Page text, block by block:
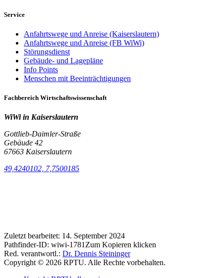
Service
Anfahrtswege und Anreise (Kaiserslautern)
Anfahrtswege und Anreise (FB WiWi)
Störungsdienst
Gebäude- und Lagepläne
Info Points
Menschen mit Beeinträchtigungen
Fachbereich Wirtschaftswissenschaft
WiWi in Kaiserslautern
Gottlieb-Daimler-Straße
Gebäude 42
67663 Kaiserslautern
49,4240102, 7,7500185
Zuletzt bearbeitet: 14. September 2024
Pathfinder-ID: wiwi-1781 Zum Kopieren klicken
Red. verantwortl.: Dr. Dennis Steininger
Copyright © 2026 RPTU. Alle Rechte vorbehalten.